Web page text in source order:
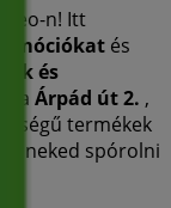
n! Itt
és
és
a Árpád út 2. ,
termékek
neked spórolni